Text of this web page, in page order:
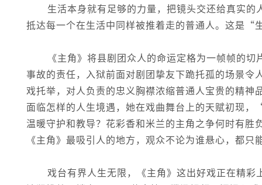
生活本身就有足够的力量，把镜头交还给真实
抵达每一个在生活中同样被推着走的普通人。这是
《主角》将县剧团众人的命运定格为一帧帧的
事故的责任，入狱前面对剧团挚友下跪托孤的场景
戏托举，对人负责的忠义胸襟浓缩普通人宝贵的精
面临怎样的人生境遇，她在戏曲舞台上的天赋初现
温暖守护和教导？花彩香和米兰的主角之争何时有
《主角》最吸引人的地方，观众不论为谁悬心，都只
戏台有界人生无限，《主角》这出好戏正在精